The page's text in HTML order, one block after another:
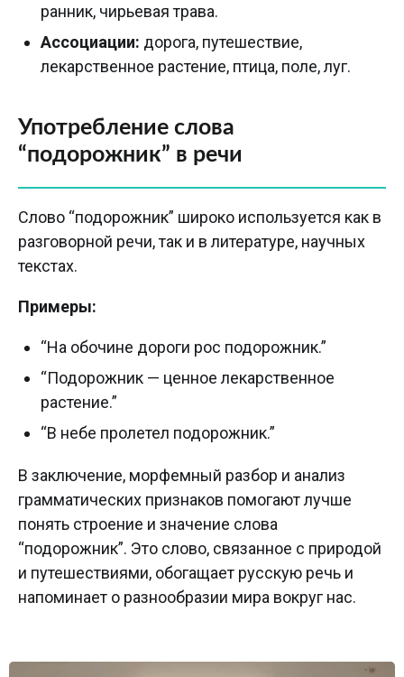
ранник, чирьевая трава.
Ассоциации: дорога, путешествие,
лекарственное растение, птица, поле, луг.
Употребление слова
“подорожник” в речи
Слово “подорожник” широко используется как в
разговорной речи, так и в литературе, научных
текстах.
Примеры:
“На обочине дороги рос подорожник.”
“Подорожник — ценное лекарственное
растение.”
“В небе пролетел подорожник.”
В заключение, морфемный разбор и анализ
грамматических признаков помогают лучше
понять строение и значение слова
“подорожник”. Это слово, связанное с природой
и путешествиями, обогащает русскую речь и
напоминает о разнообразии мира вокруг нас.